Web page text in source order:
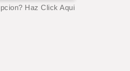
Haz Click Aqui